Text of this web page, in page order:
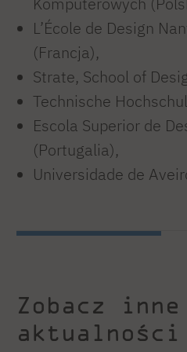
L’École de Design
(Francja),
Strate, School of
Technische
Escola Superior de
(Portugalia),
Universidade de
Zobacz inne
aktualności